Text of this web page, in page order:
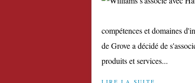
compétences et domaines
de Grove a décidé de
produits et services...